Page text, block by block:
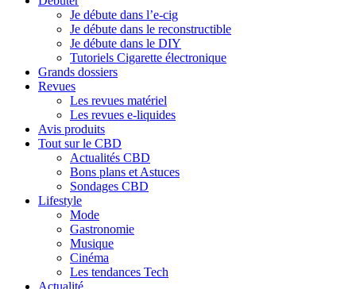
Je débute dans l’e-cig
Je débute dans le reconstructible
Je débute dans le DIY
Tutoriels Cigarette électronique
Grands dossiers
Revues
Les revues matériel
Les revues e-liquides
Avis produits
Tout sur le CBD
Actualités CBD
Bons plans et Astuces
Sondages CBD
Lifestyle
Mode
Gastronomie
Musique
Cinéma
Les tendances Tech
Actualité